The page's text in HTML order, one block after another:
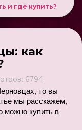
и где купить?
как
6794
то вы
мы расскажем,
можно купить в